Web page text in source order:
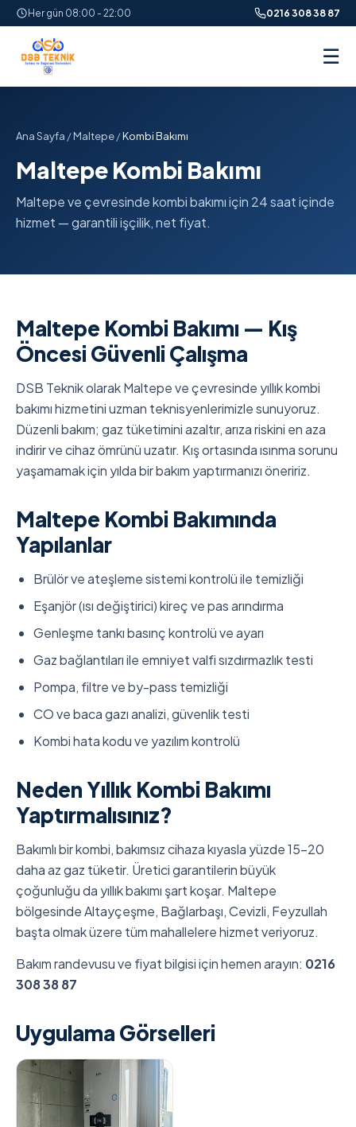
Her gün 08:00 - 22:00 0216 308 38 87
☰
Ana Sayfa /Maltepe/Kombi Bakımı
Maltepe Kombi Bakımı
Maltepe ve çevresinde kombi bakımı için 24 saat içinde
hizmet — garantili işçilik, net fiyat.
Maltepe Kombi Bakımı — Kış
Öncesi Güvenli Çalışma
DSB Teknik olarak Maltepe ve çevresinde yıllık kombi
bakımı hizmetini uzman teknisyenlerimizle sunuyoruz.
Düzenli bakım; gaz tüketimini azaltır, arıza riskini en aza
indirir ve cihaz ömrünü uzatır. Kış ortasında ısınma sorunu
yaşamamak için yılda bir bakım yaptırmanızı öneririz.
Maltepe Kombi Bakımında
Yapılanlar
Brülör ve ateşleme sistemi kontrolü ile temizliği
Eşanjör (ısı değiştirici) kireç ve pas arındırma
Genleşme tankı basınç kontrolü ve ayarı
Gaz bağlantıları ile emniyet valfi sızdırmazlık testi
Pompa, filtre ve by-pass temizliği
CO ve baca gazı analizi, güvenlik testi
Kombi hata kodu ve yazılım kontrolü
Neden Yıllık Kombi Bakımı
Yaptırmalısınız?
Bakımlı bir kombi, bakımsız cihaza kıyasla yüzde 15-20
daha az gaz tüketir. Üretici garantilerin büyük
çoğunluğu da yıllık bakımı şart koşar. Maltepe
bölgesinde Altayçeşme, Bağlarbaşı, Cevizli, Feyzullah
başta olmak üzere tüm mahallelere hizmet veriyoruz.
Bakım randevusu ve fiyat bilgisi için hemen arayın: 0216
308 38 87
Uygulama Görselleri